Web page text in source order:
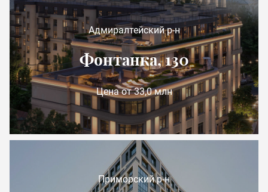
Адмиралтейский р-н
Фонтанка, 130
Цена от 33,0 млн
Приморский р-н